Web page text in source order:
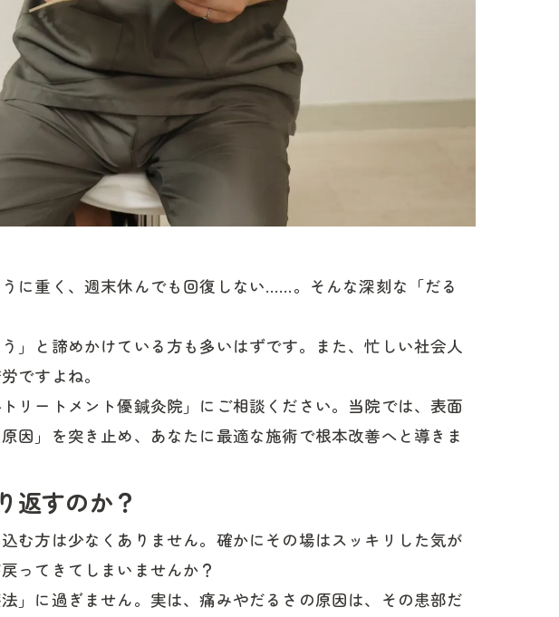
に重く、週末休んでも回復しない……。そんな深刻な「だる
」と諦めかけている方も多いはずです。また、忙しい社会人
ですよね。
リートメント優鍼灸院」にご相談ください。当院では、表面
因」を突き止め、あなたに最適な施術で根本改善へと導きま
返すのか？
む方は少なくありません。確かにその場はスッキリした気が
ってきてしまいませんか？
」に過ぎません。実は、痛みやだるさの原因は、その患部だ